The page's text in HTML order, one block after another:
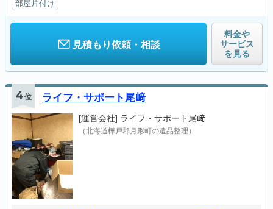
部屋片付け
見積もり依頼・相談
料金や
サービス
を見る
4位 ライフ・サポート尾﨑
[運営会社] ライフ・サポート尾﨑
（北海道樺戸郡月形町の遺品整理）